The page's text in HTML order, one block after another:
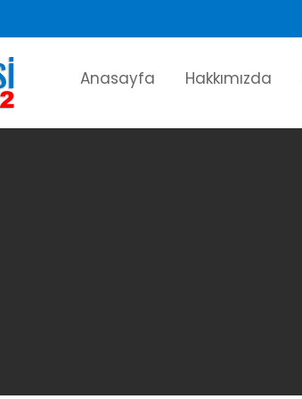
Anasayfa Hakkımızda